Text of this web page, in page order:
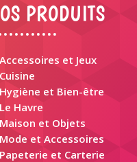
PRODUITS
et Jeux
Cuisine
Hygiène et Bien-être
Le Havre
Maison et Objets
Mode et Accessoires
Papeterie et Carterie